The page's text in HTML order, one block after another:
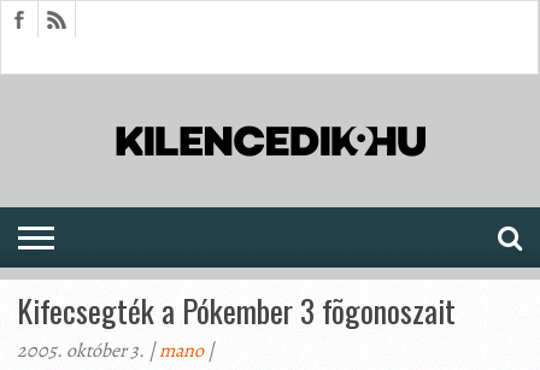
Kifecsegték a Pókember 3 fõgonoszait
2005. október 3. |mano|